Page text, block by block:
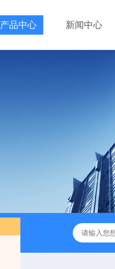
产品中心 新闻中心
FT-YW10一体式超声波液位